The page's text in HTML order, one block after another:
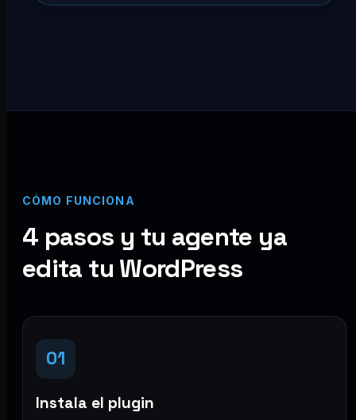
CÓMO FUNCIONA
4 pasos y tu agente ya
edita tu WordPress
01
Instala el plugin